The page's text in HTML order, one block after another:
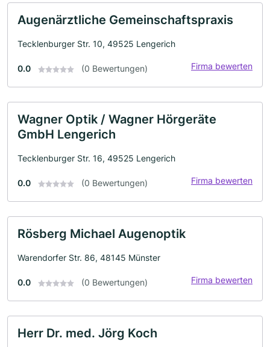
Augenärztliche Gemeinschaftspraxis
Tecklenburger Str. 10, 49525 Lengerich
0.0 (0 Bewertungen) Firma bewerten
Wagner Optik / Wagner Hörgeräte
GmbH Lengerich
Tecklenburger Str. 16, 49525 Lengerich
0.0 (0 Bewertungen) Firma bewerten
Rösberg Michael Augenoptik
Warendorfer Str. 86, 48145 Münster
0.0 (0 Bewertungen) Firma bewerten
Herr Dr. med. Jörg Koch